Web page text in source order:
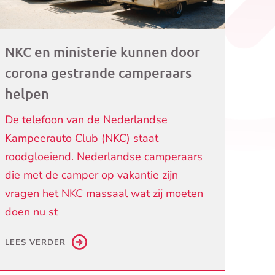
NKC en ministerie kunnen door
corona gestrande camperaars
helpen
De telefoon van de Nederlandse
Kampeerauto Club (NKC) staat
roodgloeiend. Nederlandse camperaars
die met de camper op vakantie zijn
vragen het NKC massaal wat zij moeten
doen nu st
LEES VERDER